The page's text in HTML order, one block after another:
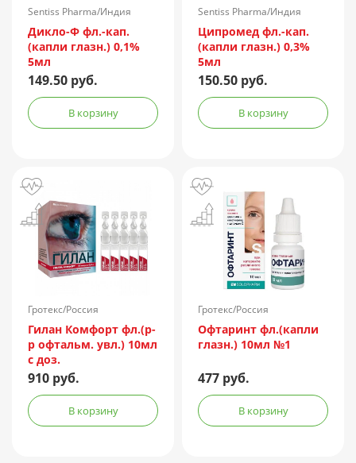
Sentiss Pharma/Индия
Дикло-Ф фл.-кап.
(капли глазн.) 0,1%
5мл
149.50 руб.
В корзину
Sentiss Pharma/Индия
Ципромед фл.-кап.
(капли глазн.) 0,3%
5мл
150.50 руб.
В корзину
Гротекс/Россия
Гилан Комфорт фл.(р-
р офтальм. увл.) 10мл
с доз.
910 руб.
В корзину
Гротекс/Россия
Офтаринт фл.(капли
глазн.) 10мл №1
477 руб.
В корзину